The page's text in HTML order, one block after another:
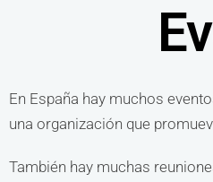
En España hay muchos
una organización que
También hay muchas